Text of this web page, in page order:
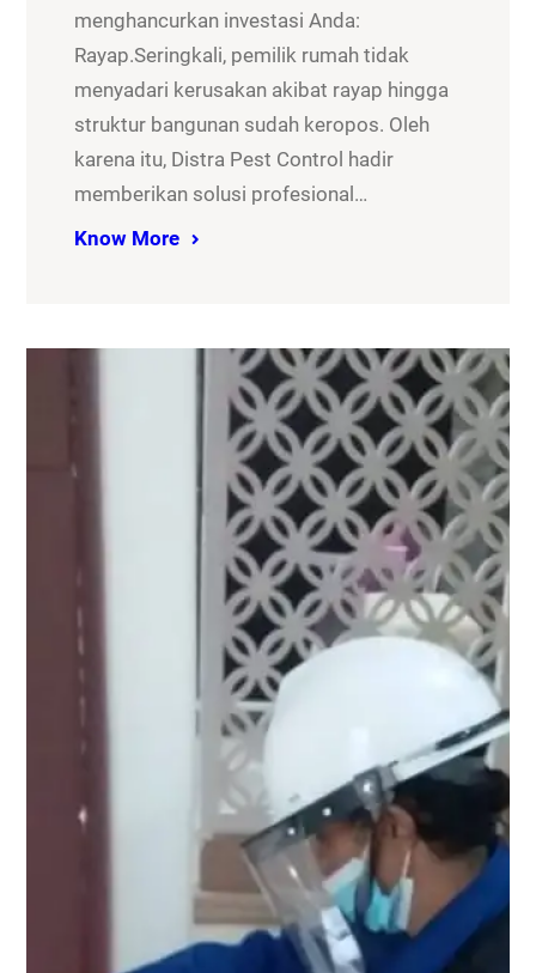
menghancurkan investasi Anda:
Rayap.Seringkali, pemilik rumah tidak
menyadari kerusakan akibat rayap hingga
struktur bangunan sudah keropos. Oleh
karena itu, Distra Pest Control hadir
memberikan solusi profesional…
Know More